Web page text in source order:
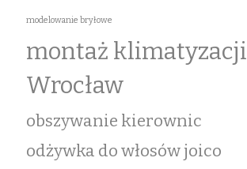
modelowanie bryłowe
montaż klimatyzacji
Wrocław
obszywanie kierownic
odżywka do włosów joico